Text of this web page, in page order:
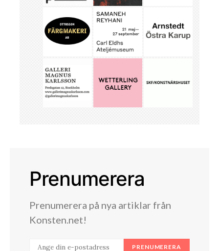
Prenumerera
Prenumerera på nya artiklar från
Konsten.net!
PRENUMERERA